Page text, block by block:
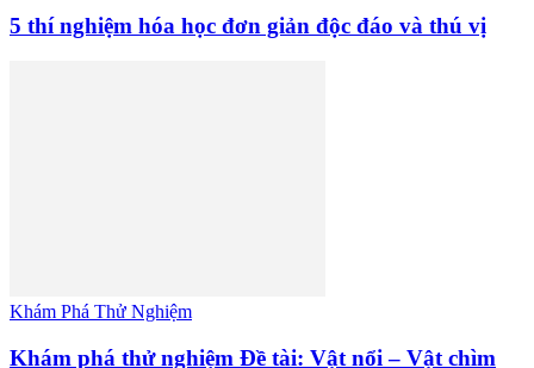
5 thí nghiệm hóa học đơn giản độc đáo và thú vị
Khám Phá Thử Nghiệm
Khám phá thử nghiệm Đề tài: Vật nổi – Vật chìm